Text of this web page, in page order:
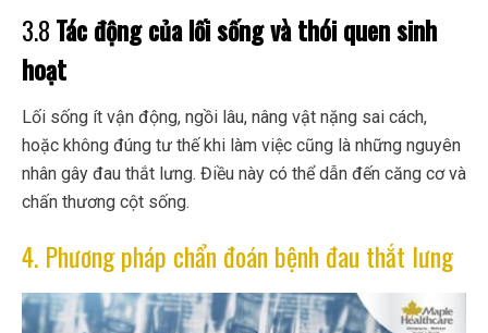
3.8 Tác động của lối sống và thói quen sinh
hoạt
Lối sống ít vận động, ngồi lâu, nâng vật nặng sai cách,
hoặc không đúng tư thế khi làm việc cũng là những nguyên
nhân gây đau thắt lưng. Điều này có thể dẫn đến căng cơ và
chấn thương cột sống.
4. Phương pháp chẩn đoán bệnh đau thắt lưng